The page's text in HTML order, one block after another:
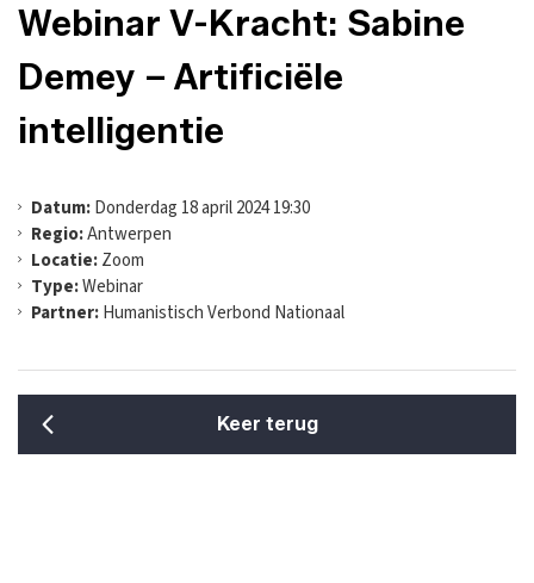
Webinar V-Kracht: Sabine
Demey – Artificiële
intelligentie
Datum:Donderdag 18 april 2024 19:30
Regio:Antwerpen
Locatie:Zoom
Type:Webinar
Partner:Humanistisch Verbond Nationaal
Keer terug